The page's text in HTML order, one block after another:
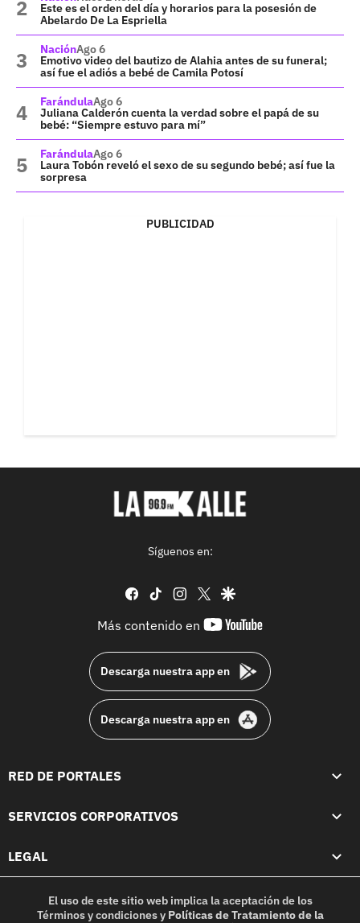
Este es el orden del día y horarios para la posesión de
Abelardo De La Espriella
NaciónAgo 6
Emotivo video del bautizo de Alahia antes de su funeral;
así fue el adiós a bebé de Camila Potosí
FarándulaAgo 6
Juliana Calderón cuenta la verdad sobre el papá de su
bebé: “Siempre estuvo para mí”
FarándulaAgo 6
Laura Tobón reveló el sexo de su segundo bebé; así fue la
sorpresa
PUBLICIDAD
Síguenos en:
facebook
tiktok instagram
twittergoogle
Más contenido en
youtube-
Descarga nuestra app en
Descarga nuestra app en
RED DE PORTALES
SERVICIOS CORPORATIVOS
LEGAL
El uso de este sitio web implica la aceptación de los
Términos y condicionesy Políticas de Tratamiento de la